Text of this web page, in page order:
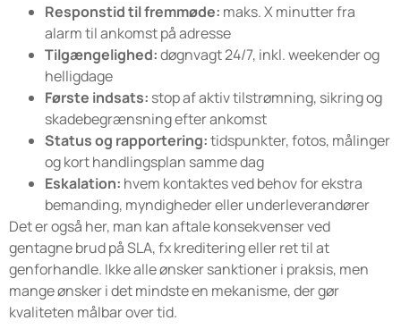
Responstid til fremmøde: maks. X minutter fra
alarm til ankomst på adresse
Tilgængelighed:døgnvagt 24/7, inkl. weekender og
helligdage
Første indsats: stop af aktiv tilstrømning, sikring og
skadebegrænsning efter ankomst
Status og rapportering:tidspunkter, fotos, målinger
og kort handlingsplan samme dag
Eskalation: hvem kontaktes ved behov for ekstra
bemanding, myndigheder eller underleverandører
Det er også her, man kan aftale konsekvenser ved
gentagne brud på SLA, fx kreditering eller ret til at
genforhandle. Ikke alle ønsker sanktioner i praksis, men
mange ønsker i det mindste en mekanisme, der gør
kvaliteten målbar over tid.